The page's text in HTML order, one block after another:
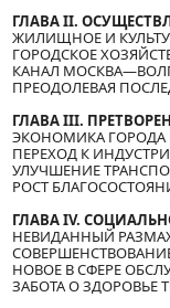
ГЛАВА II.
ЖИЛИЩНОЕ И
ГОРОДСКОЕ
КАНАЛ
ПРЕОДОЛЕВАЯ
ГЛАВА III.
ЭКОНОМИКА ГОРОДА
ПЕРЕХОД К
УЛУЧШЕНИЕ
РОСТ
ГЛАВА IV.
НЕВИДАННЫЙ
НОВОЕ В СФЕРЕ
ЗАБОТА О ЗДОРОВЬЕ